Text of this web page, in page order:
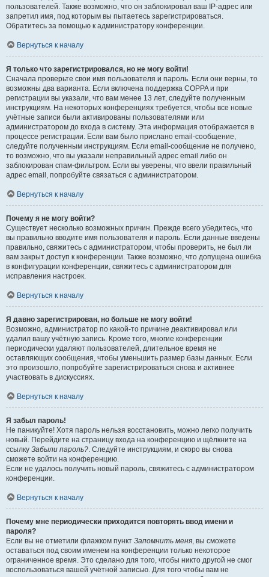
пользователей. Также возможно, что он заблокировал ваш IP-адрес или
запретил имя, под которым вы пытаетесь зарегистрироваться.
Обратитесь за помощью к администратору конференции.
Вернуться к началу
Я только что зарегистрировался, но не могу войти!
Сначала проверьте свои имя пользователя и пароль. Если они верны, то
возможны два варианта. Если включена поддержка COPPA и при
регистрации вы указали, что вам менее 13 лет, следуйте полученным
инструкциям. На некоторых конференциях требуется, чтобы все новые
учётные записи были активированы пользователями или
администратором до входа в систему. Эта информация отображается в
процессе регистрации. Если вам было прислано email-сообщение,
следуйте полученным инструкциям. Если email-сообщение не получено,
то возможно, что вы указали неправильный адрес email либо он
заблокирован спам-фильтром. Если вы уверены, что ввели правильный
адрес email, попробуйте связаться с администратором.
Вернуться к началу
Почему я не могу войти?
Существует несколько возможных причин. Прежде всего убедитесь, что
вы правильно вводите имя пользователя и пароль. Если данные введены
правильно, свяжитесь с администратором, чтобы проверить, не был ли
вам закрыт доступ к конференции. Также возможно, что допущена ошибка
в конфигурации конференции, свяжитесь с администратором для
исправления настроек.
Вернуться к началу
Я давно зарегистрирован, но больше не могу войти!
Возможно, администратор по какой-то причине деактивировал или
удалил вашу учётную запись. Кроме того, многие конференции
периодически удаляют пользователей, длительное время не
оставляющих сообщения, чтобы уменьшить размер базы данных. Если
это произошло, попробуйте зарегистрироваться снова и активнее
участвовать в дискуссиях.
Вернуться к началу
Я забыл пароль!
Не паникуйте! Хотя пароль нельзя восстановить, можно легко получить
новый. Перейдите на страницу входа на конференцию и щёлкните на
ссылку Забыли пароль?. Следуйте инструкциям, и скоро вы снова
сможете войти на конференцию.
Если не удалось получить новый пароль, свяжитесь с администратором
конференции.
Вернуться к началу
Почему мне периодически приходится повторять ввод имени и
пароля?
Если вы не отметили флажком пункт Запомнить меня, вы сможете
оставаться под своим именем на конференции только некоторое
ограниченное время. Это сделано для того, чтобы никто другой не смог
воспользоваться вашей учётной записью. Для того чтобы вам не